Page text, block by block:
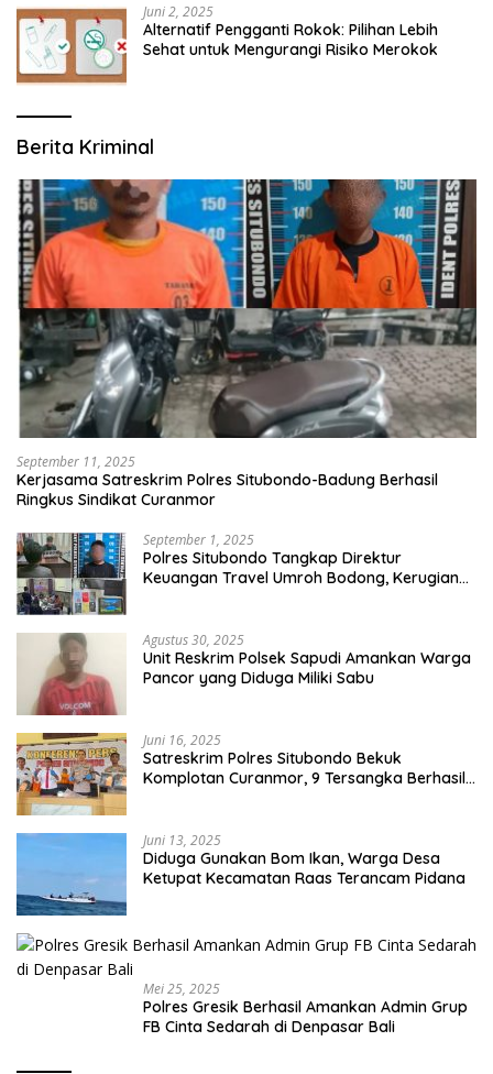
Juni 2, 2025
Alternatif Pengganti Rokok: Pilihan Lebih
Sehat untuk Mengurangi Risiko Merokok
Berita Kriminal
September 11, 2025
Kerjasama Satreskrim Polres Situbondo-Badung Berhasil
Ringkus Sindikat Curanmor
September 1, 2025
Polres Situbondo Tangkap Direktur
Keuangan Travel Umroh Bodong, Kerugian
Agustus 30, 2025
Unit Reskrim Polsek Sapudi Amankan Warga
Pancor yang Diduga Miliki Sabu
Juni 16, 2025
Satreskrim Polres Situbondo Bekuk
Komplotan Curanmor, 9 Tersangka Berhasil
Juni 13, 2025
Diduga Gunakan Bom Ikan, Warga Desa
Ketupat Kecamatan Raas Terancam Pidana
Mei 25, 2025
Polres Gresik Berhasil Amankan Admin Grup
FB Cinta Sedarah di Denpasar Bali